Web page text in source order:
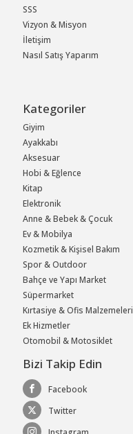
SSS
Vizyon & Misyon
İletişim
Nasıl Satış Yaparım
Kategoriler
Giyim
Ayakkabı
Aksesuar
Hobi & Eğlence
Kitap
Elektronik
Anne & Bebek & Çocuk
Ev & Mobilya
Kozmetik & Kişisel Bakım
Spor & Outdoor
Bahçe ve Yapı Market
Süpermarket
Kırtasiye & Ofis Malzemeleri
Ek Hizmetler
Otomobil & Motosiklet
Bizi Takip Edin
Facebook
Twitter